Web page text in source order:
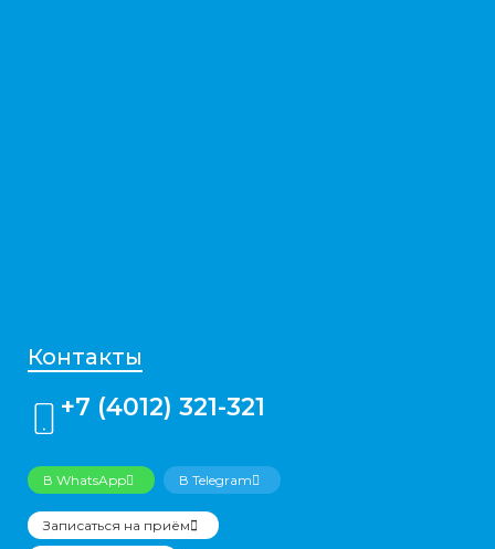
Контакты
+7 (4012) 321-321
В WhatsApp В Telegram
Записаться на приём